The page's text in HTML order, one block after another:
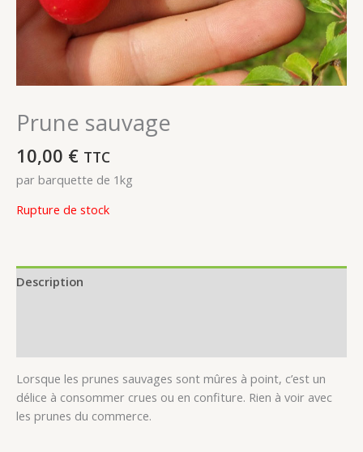
Prune sauvage
10,00 € TTC
par barquette de 1kg
Rupture de stock
Description
Lorsque les prunes sauvages sont mûres à point, c’est un
délice à consommer crues ou en confiture. Rien à voir avec
les prunes du commerce.